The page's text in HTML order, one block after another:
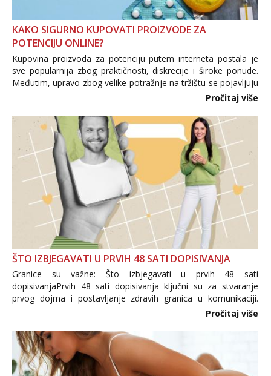
KAKO SIGURNO KUPOVATI PROIZVODE ZA
POTENCIJU ONLINE?
Kupovina proizvoda za potenciju putem interneta postala je
sve popularnija zbog praktičnosti, diskrecije i široke ponude.
Međutim, upravo zbog velike potražnje na tržištu se pojavljuju
i brojni krivotvoreni proizvodi, nepouzdane internetske
Pročitaj više
ŠTO IZBJEGAVATI U PRVIH 48 SATI DOPISIVANJA
Granice su važne: Što izbjegavati u prvih 48 sati
dopisivanjaPrvih 48 sati dopisivanja ključni su za stvaranje
prvog dojma i postavljanje zdravih granica u komunikaciji.
Važno je izbjeći prebrzo otkrivanje osobnih ili intimnih
informacija, jer nepoznata osoba još nije zaslužila to
povjerenje. Takođe...
Pročitaj više